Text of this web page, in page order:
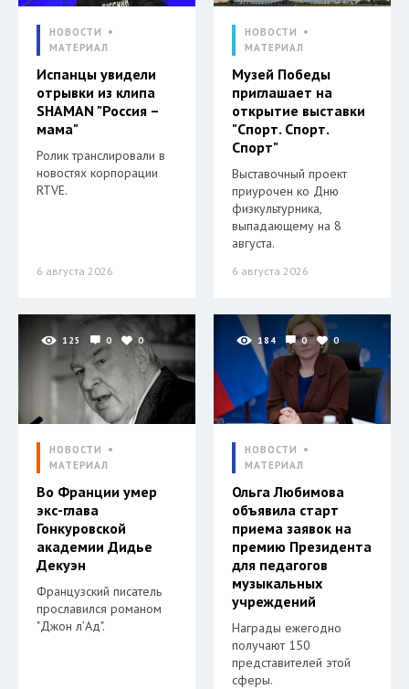
НОВОСТИ
МАТЕРИАЛ
Испанцы увидели
отрывки из клипа
SHAMAN "Россия –
мама"
Ролик транслировали в
новостях корпорации
RTVE.
6 августа 2026
НОВОСТИ
МАТЕРИАЛ
Музей Победы
приглашает на
открытие выставки
"Спорт. Спорт.
Спорт"
Выставочный проект
приурочен ко Дню
физкультурника,
выпадающему на 8
августа.
6 августа 2026
125 0 0
НОВОСТИ
МАТЕРИАЛ
Во Франции умер
экс-глава
Гонкуровской
академии Дидье
Декуэн
Французский писатель
прославился романом
"Джон л’Ад".
184 0 0
НОВОСТИ
МАТЕРИАЛ
Ольга Любимова
объявила старт
приема заявок на
премию Президента
для педагогов
музыкальных
учреждений
Награды ежегодно
получают 150
представителей этой
сферы.